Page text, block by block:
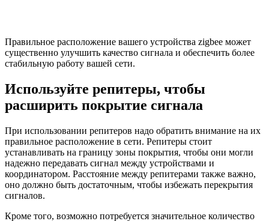
Правильное расположение вашего устройства zigbee может
существенно улучшить качество сигнала и обеспечить более
стабильную работу вашей сети.
Используйте репитеры, чтобы
расширить покрытие сигнала
При использовании репитеров надо обратить внимание на их
правильное расположение в сети. Репитеры стоит
устанавливать на границу зоны покрытия, чтобы они могли
надежно передавать сигнал между устройствами и
координатором. Расстояние между репитерами также важно,
оно должно быть достаточным, чтобы избежать перекрытия
сигналов.
Кроме того, возможно потребуется значительное количество